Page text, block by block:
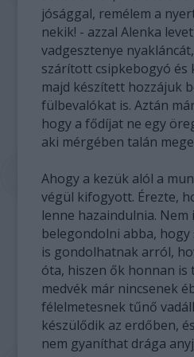
jósággal, remélem a
nekik! - azzal Alenka
vadgesztenye
szárított csipkebogyó
majd készített hozzájuk
fülbevalókat is. Aztán
hogy a fődíjat ne egy
aki mérgében talán
Ahogy a kezük alól a
végül kifogyott. Érezte,
lenne hazaindulnia. Nem
belegondolni abba,
is gondolhatnak arról,
óta, hiszen ők honnan is
medvék már nincsenek
félelmetesnek tűnő
készülődik az erdőben,
nem gyaníthat drága